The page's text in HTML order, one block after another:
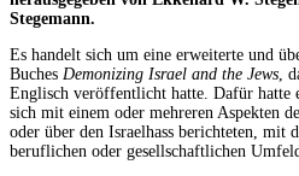
Stegemann.
Es handelt sich um eine erweiterte und
Buches Demonizing Israel and the Jews ,
Englisch veröffentlicht hatte. Dafür hatte
sich mit einem oder mehreren Aspekten
oder über den Israelhass berichteten, mit
beruflichen oder gesellschaftlichen